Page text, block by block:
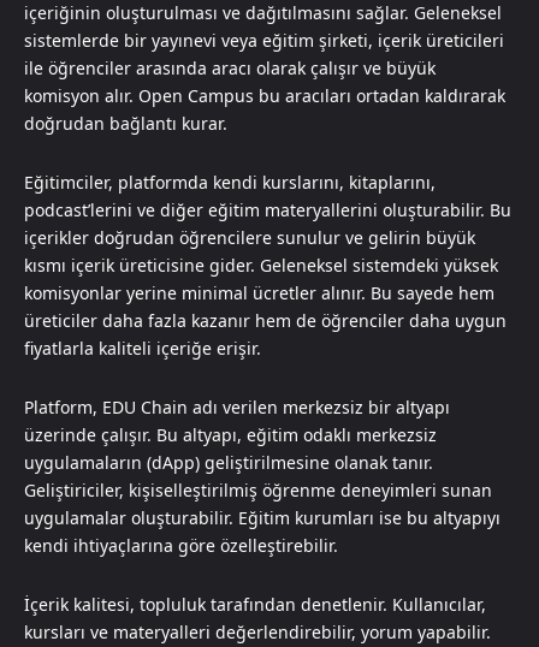
içeriğinin oluşturulması ve dağıtılmasını sağlar. Geleneksel
sistemlerde bir yayınevi veya eğitim şirketi, içerik üreticileri
ile öğrenciler arasında aracı olarak çalışır ve büyük
komisyon alır. Open Campus bu aracıları ortadan kaldırarak
doğrudan bağlantı kurar.
Eğitimciler, platformda kendi kurslarını, kitaplarını,
podcast’lerini ve diğer eğitim materyallerini oluşturabilir. Bu
içerikler doğrudan öğrencilere sunulur ve gelirin büyük
kısmı içerik üreticisine gider. Geleneksel sistemdeki yüksek
komisyonlar yerine minimal ücretler alınır. Bu sayede hem
üreticiler daha fazla kazanır hem de öğrenciler daha uygun
fiyatlarla kaliteli içeriğe erişir.
Platform, EDU Chain adı verilen merkezsiz bir altyapı
üzerinde çalışır. Bu altyapı, eğitim odaklı merkezsiz
uygulamaların (dApp) geliştirilmesine olanak tanır.
Geliştiriciler, kişiselleştirilmiş öğrenme deneyimleri sunan
uygulamalar oluşturabilir. Eğitim kurumları ise bu altyapıyı
kendi ihtiyaçlarına göre özelleştirebilir.
İçerik kalitesi, topluluk tarafından denetlenir. Kullanıcılar,
kursları ve materyalleri değerlendirebilir, yorum yapabilir.